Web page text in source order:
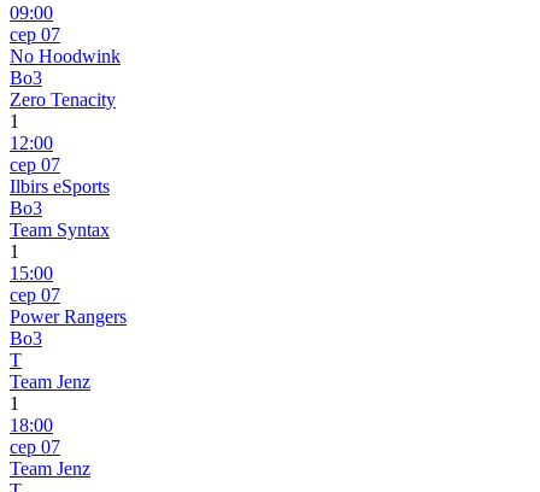
09:00
сер 07
No Hoodwink
Bo3
Zero Tenacity
1
12:00
сер 07
Ilbirs eSports
Bo3
Team Syntax
1
15:00
сер 07
Power Rangers
Bo3
T
Team Jenz
1
18:00
сер 07
Team Jenz